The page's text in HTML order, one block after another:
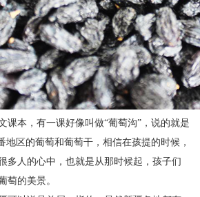
课本，有一课好像叫做“葡萄沟”，说的就是
地区的葡萄和葡萄干，相信在孩提的时候，
多人的心中，也就是从那时候起，孩子们
萄的美景。